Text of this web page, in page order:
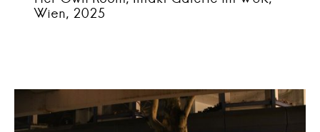
Wien, 2025